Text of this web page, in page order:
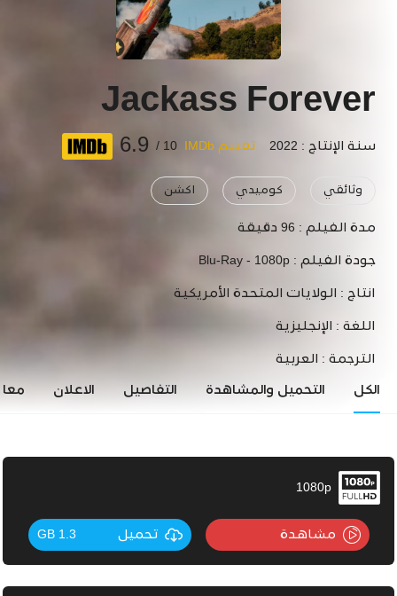
Jackass Forever
سنة الإنتاج : 2022 تقييم IMDb 10 /
6.9
وثائقي كوميدي اكشن
مدة الفيلم : 96 دقيقة
جودة الفيلم : Blu-Ray - 1080p
انتاج : الولايات المتحدة الأمريكية
اللغة : الإنجليزية
الترجمة : العربية
الكل التحميل والمشاهدة التفاصيل الاعلان
1080p
مشاهدة تحميل 1.3 GB